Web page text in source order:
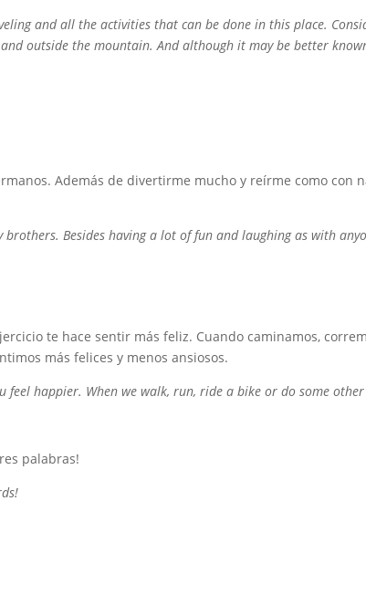
and all the activities that can be done in this place.
outside the mountain. And although it may be better
Además de divertirme mucho y reírme como con
Besides having a lot of fun and laughing as with
te hace sentir más feliz. Cuando caminamos,
más felices y menos ansiosos.
feel happier. When we walk, run, ride a bike or do some
palabras!